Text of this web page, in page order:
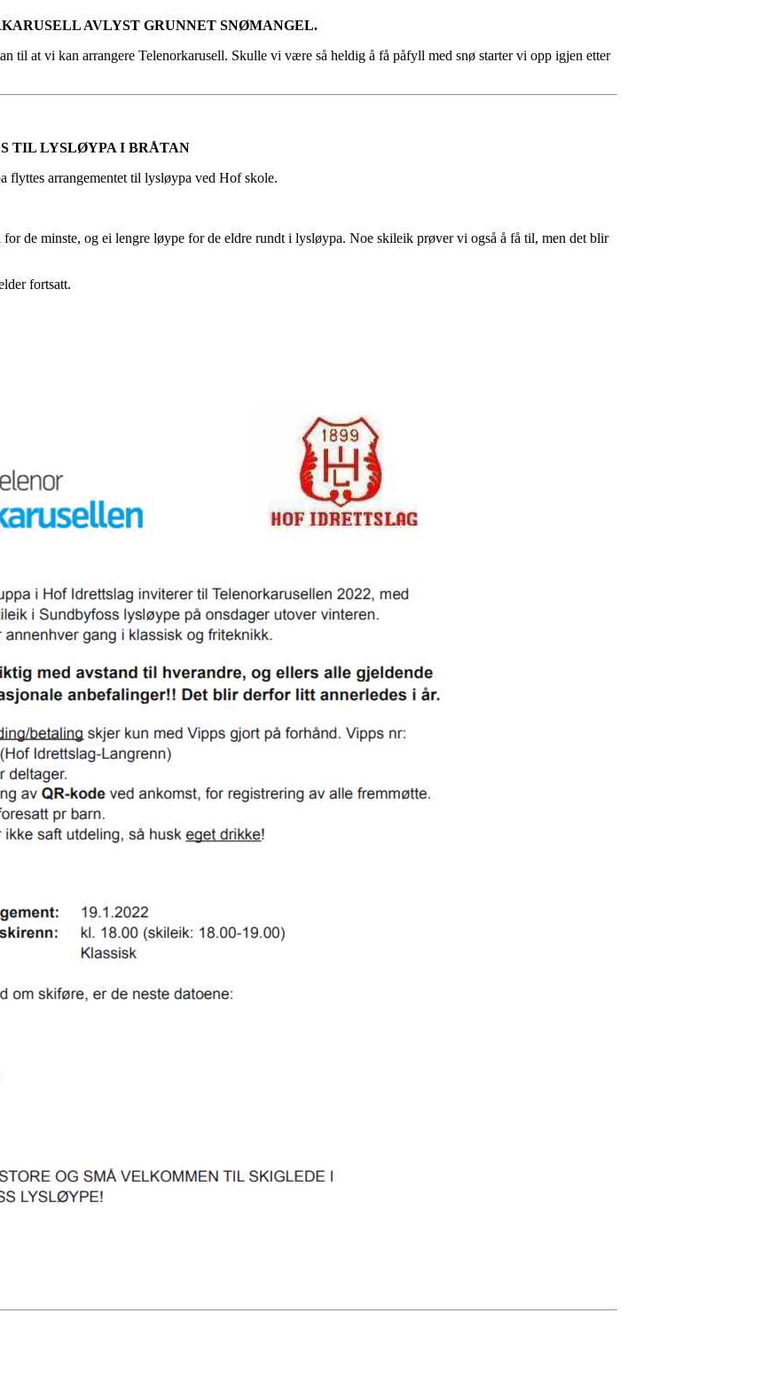
AVLYST GRUNNET SNØMANGEL.
til at vi kan arrangere Telenorkarusell. Skulle vi være så heldig å få påfyll med snø starter vi opp igjen etter
TIL LYSLØYPA I BRÅTAN
flyttes arrangementet til lysløypa ved Hof skole.
de minste, og ei lengre løype for de eldre rundt i lysløypa. Noe skileik prøver vi også å få til, men det blir
fortsatt.